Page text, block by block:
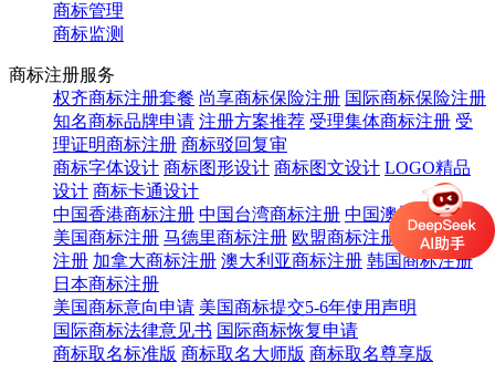
商标管理
商标监测
商标注册服务
权齐商标注册套餐 尚享商标保险注册 国际商标保险注册
知名商标品牌申请 注册方案推荐 受理集体商标注册 受
理证明商标注册 商标驳回复审
商标字体设计 商标图形设计 商标图文设计 LOGO精品
设计 商标卡通设计
中国香港商标注册 中国台湾商标注册 中国澳门商标注册
美国商标注册 马德里商标注册 欧盟商标注册
英国商标
注册 加拿大商标注册 澳大利亚商标注册 韩国商标注册
日本商标注册
美国商标意向申请 美国商标提交5-6年使用声明
国际商标法律意见书 国际商标恢复申请
商标取名标准版 商标取名大师版 商标取名尊享版